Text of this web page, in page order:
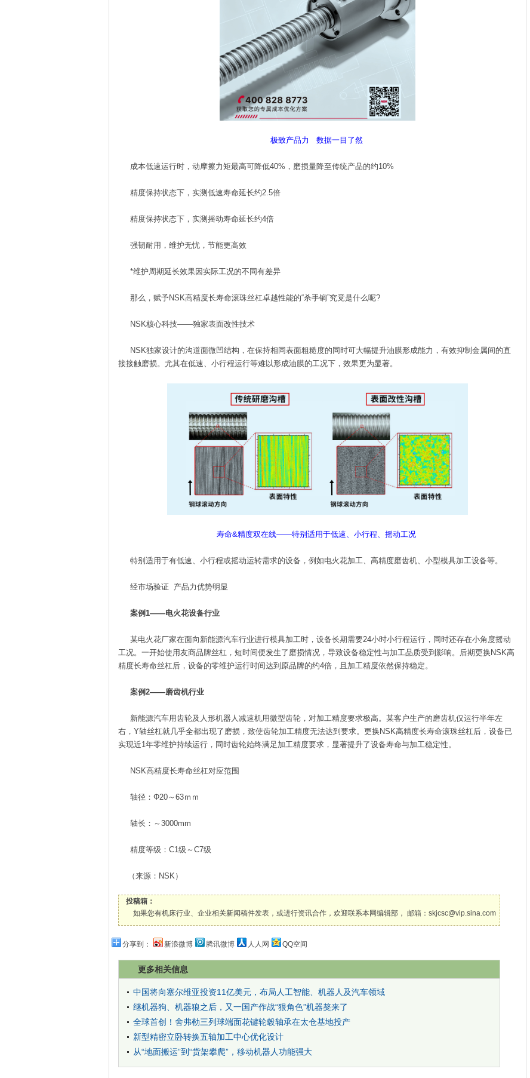
极致产品力 数据一目了然
成本低速运行时，动摩擦力矩最高可降低40%，磨损量降至传统产品的约10%
精度保持状态下，实测低速寿命延长约2.5倍
精度保持状态下，实测摇动寿命延长约4倍
强韧耐用，维护无忧，节能更高效
*维护周期延长效果因实际工况的不同有差异
那么，赋予NSK高精度长寿命滚珠丝杠卓越性能的“杀手锏”究竟是什么呢?
NSK核心科技——独家表面改性技术
NSK独家设计的沟道面微凹结构，在保持相同表面粗糙度的同时可大幅提升油膜形成能力，有效抑制金属间的直
接接触磨损。尤其在低速、小行程运行等难以形成油膜的工况下，效果更为显著。
寿命&精度双在线——特别适用于低速、小行程、摇动工况
特别适用于有低速、小行程或摇动运转需求的设备，例如电火花加工、高精度磨齿机、小型模具加工设备等。
经市场验证 产品力优势明显
案例1——电火花设备行业
某电火花厂家在面向新能源汽车行业进行模具加工时，设备长期需要24小时小行程运行，同时还存在小角度摇动
工况。一开始使用友商品牌丝杠，短时间便发生了磨损情况，导致设备稳定性与加工品质受到影响。后期更换NSK高
精度长寿命丝杠后，设备的零维护运行时间达到原品牌的约4倍，且加工精度依然保持稳定。
案例2——磨齿机行业
新能源汽车用齿轮及人形机器人减速机用微型齿轮，对加工精度要求极高。某客户生产的磨齿机仅运行半年左
右，Y轴丝杠就几乎全都出现了磨损，致使齿轮加工精度无法达到要求。更换NSK高精度长寿命滚珠丝杠后，设备已
实现近1年零维护持续运行，同时齿轮始终满足加工精度要求，显著提升了设备寿命与加工稳定性。
NSK高精度长寿命丝杠对应范围
轴径：Φ20～63ｍｍ
轴长：～3000mm
精度等级：C1级～C7级
（来源：NSK）
投稿箱：
如果您有机床行业、企业相关新闻稿件发表，或进行资讯合作，欢迎联系本网编辑部， 邮箱：skjcsc@vip.sina.com
分享到： 新浪微博 腾讯微博 人人网 QQ空间
更多相关信息
中国将向塞尔维亚投资11亿美元，布局人工智能、机器人及汽车领域
继机器狗、机器狼之后，又一国产作战“狠角色”机器獒来了
全球首创！舍弗勒三列球端面花键轮毂轴承在太仓基地投产
新型精密立卧转换五轴加工中心优化设计
从“地面搬运”到“货架攀爬”，移动机器人功能强大